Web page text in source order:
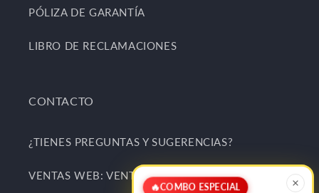
PÓLIZA DE GARANTÍA
LIBRO DE RECLAMACIONES
CONTACTO
¿TIENES PREGUNTAS Y SUGERENCIAS?
VENTAS WEB: VENTAS@KITCHENCENTER.PE
🔥COMBO ESPECIAL